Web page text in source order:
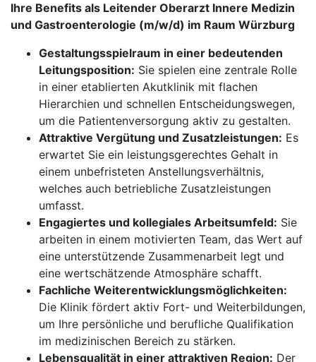
Ihre Benefits als Leitender Oberarzt Innere Medizin
und Gastroenterologie (m/w/d) im Raum Würzburg
Gestaltungsspielraum in einer bedeutenden
Leitungsposition: Sie spielen eine zentrale Rolle
in einer etablierten Akutklinik mit flachen
Hierarchien und schnellen Entscheidungswegen,
um die Patientenversorgung aktiv zu gestalten.
Attraktive Vergütung und Zusatzleistungen: Es
erwartet Sie ein leistungsgerechtes Gehalt in
einem unbefristeten Anstellungsverhältnis,
welches auch betriebliche Zusatzleistungen
umfasst.
Engagiertes und kollegiales Arbeitsumfeld: Sie
arbeiten in einem motivierten Team, das Wert auf
eine unterstützende Zusammenarbeit legt und
eine wertschätzende Atmosphäre schafft.
Fachliche Weiterentwicklungsmöglichkeiten:
Die Klinik fördert aktiv Fort- und Weiterbildungen,
um Ihre persönliche und berufliche Qualifikation
im medizinischen Bereich zu stärken.
Lebensqualität in einer attraktiven Region: Der